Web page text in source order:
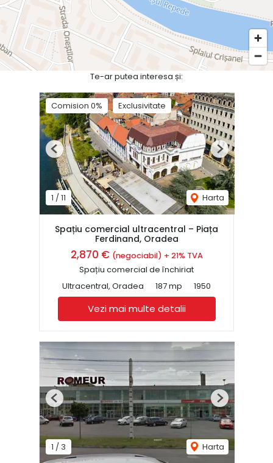
Te-ar putea interesa și:
Comision 0% Exclusivitate
1 /11 Harta
Previous Next
Spațiu comercial ultracentral – Piața
Ferdinand, Oradea
2,870 € (negociabil) + 21% TVA
Spațiu comercial de închiriat
Ultracentral, Oradea
187 mp 1950
Vezi mai multe detalii
1 / 3 Harta
Previous Next